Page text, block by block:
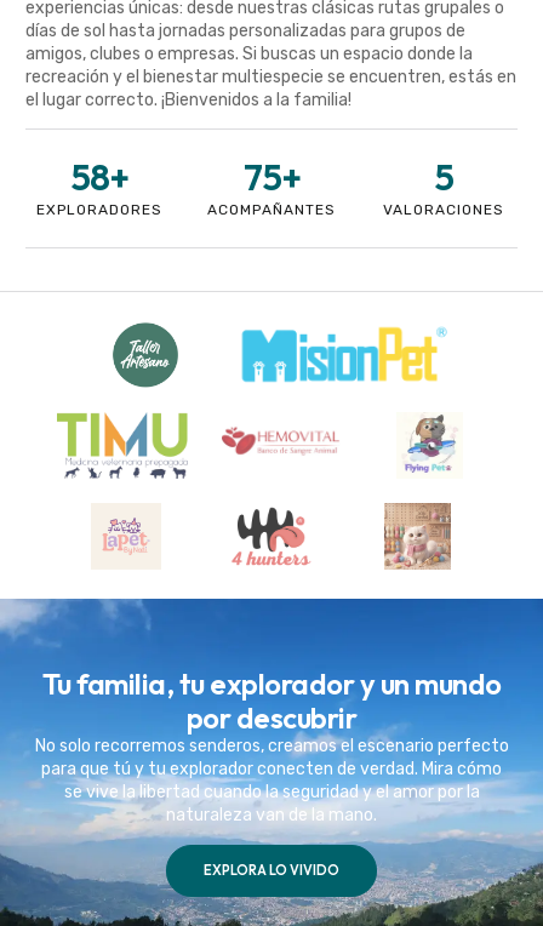
experiencias únicas: desde nuestras clásicas rutas grupales o
días de sol hasta jornadas personalizadas para grupos de
amigos, clubes o empresas. Si buscas un espacio donde la
recreación y el bienestar multiespecie se encuentren, estás en
el lugar correcto. ¡Bienvenidos a la familia!
EXPLORADORES
58+
ACOMPAÑANTES
75+
VALORACIONES
5
Tu familia, tu explorador y un mundo
por descubrir
No solo recorremos senderos, creamos el escenario perfecto
para que tú y tu explorador conecten de verdad. Mira cómo
se vive la libertad cuando la seguridad y el amor por la
naturaleza van de la mano.
EXPLORA LO VIVIDO